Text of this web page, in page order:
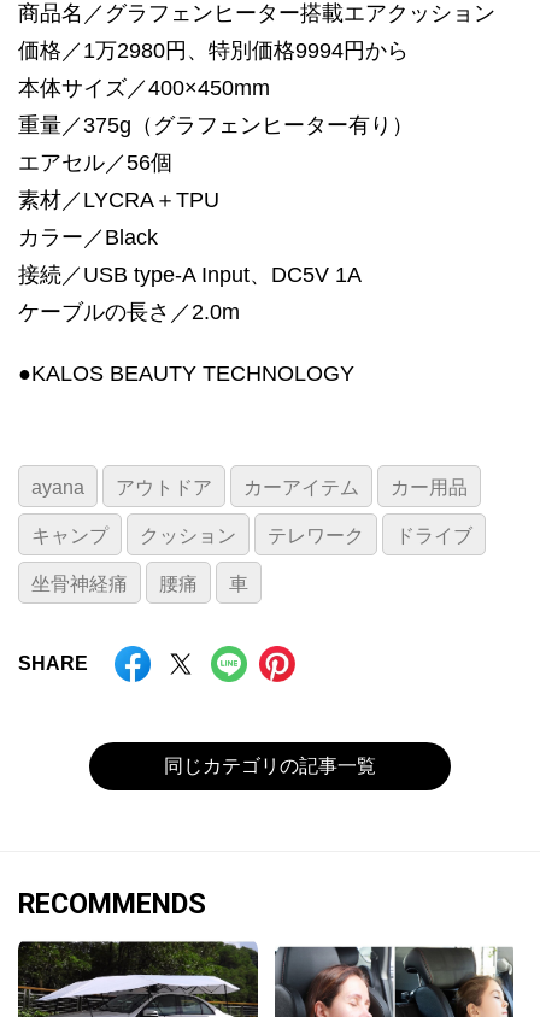
商品名／グラフェンヒーター搭載エアクッション
価格／1万2980円、特別価格9994円から
本体サイズ／400×450mm
重量／375g（グラフェンヒーター有り）
エアセル／56個
素材／LYCRA＋TPU
カラー／Black
接続／USB type-A Input、DC5V 1A
ケーブルの長さ／2.0m
●KALOS BEAUTY TECHNOLOGY
ayana アウトドア カーアイテム カー用品
キャンプ クッション テレワーク ドライブ
坐骨神経痛 腰痛 車
SHARE
同じカテゴリの記事一覧
RECOMMENDS